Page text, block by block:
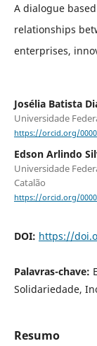
A dialogue
relationships
enterprises,
Josélia Batista
Universidade
https://orcid.org/
Edson Arlindo
Universidade
Catalão
https://orcid.org/
DOI: https://
Palavras-chave:
Solidariedade,
Resumo